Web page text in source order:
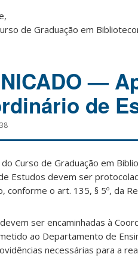
de Graduação em
—
de
do Curso de Graduação em
Estudos devem ser
conforme o art. 135, § 5º, da
ser encaminhadas à
ao Departamento de
necessárias para a